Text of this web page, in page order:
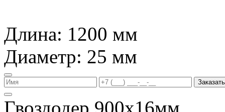
Длина: 1200 мм
Диаметр: 25 мм
Заказать
Гвоздодер 900х16мм